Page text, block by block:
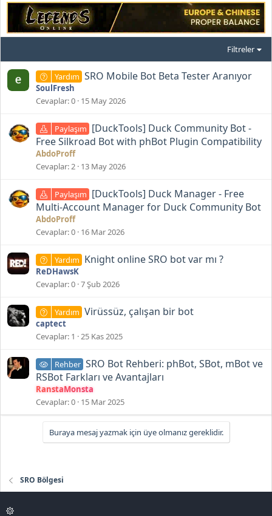
Filtreler
Yardım SRO Mobile Bot Beta Tester Aranıyor
SoulFresh
Cevaplar 0 15 May 2026
Paylaşım [DuckTools] Duck Community Bot -
Free Silkroad Bot with phBot Plugin Compatibility
AbdoProff
Cevaplar 2 13 May 2026
Paylaşım [DuckTools] Duck Manager - Free
Multi-Account Manager for Duck Community Bot
AbdoProff
Cevaplar 0 16 Mar 2026
Yardım Knight online SRO bot var mı ?
ReDHawsK
Cevaplar 0 7 Şub 2026
Yardım Virüssüz, çalışan bir bot
captect
Cevaplar 1 25 Kas 2025
Rehber SRO Bot Rehberi: phBot, SBot, mBot ve
RSBot Farkları ve Avantajları
RanstaMonsta
Cevaplar 0 15 Mar 2025
Buraya mesaj yazmak için üye olmanız gereklidir.
SRO Bölgesi